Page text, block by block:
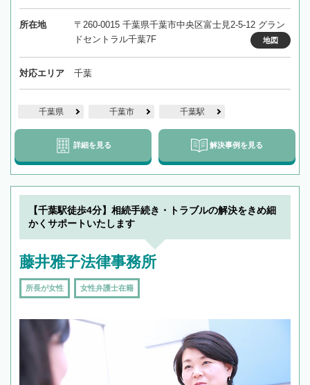
所在地
〒260-0015 千葉県千葉市中央区富士見2-5-12 グラン
ドセントラル千葉7F
地図
対応エリア 千葉
千葉県 千葉市 千葉駅
詳細を見る 解決事例を見る
【千葉駅徒歩4分】相続手続き・トラブルの解決をきめ細
かくサポートいたします
藤井雅子法律事務所
所長が女性 女性弁護士在籍